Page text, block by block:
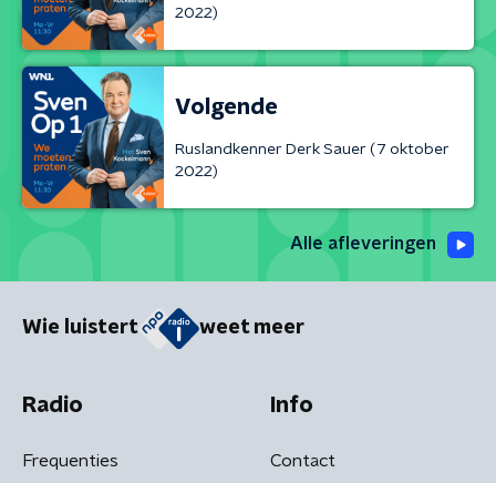
2022)
Volgende
Ruslandkenner Derk Sauer (7 oktober
2022)
Alle afleveringen
Wie luistert weet meer
Radio
Frequenties
Info
Contact